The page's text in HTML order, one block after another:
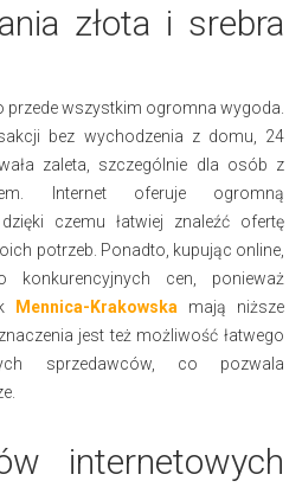
złota i srebra
przede wszystkim ogromna wygoda.
bez wychodzenia z domu, 24
zaleta, szczególnie dla osób z
Internet oferuje ogromną
czemu łatwiej znaleźć ofertę
potrzeb. Ponadto, kupując online,
cen, ponieważ
Mennica-Krakowska mają niższe
jest też możliwość łatwego
sprzedawców, co pozwala
internetowych